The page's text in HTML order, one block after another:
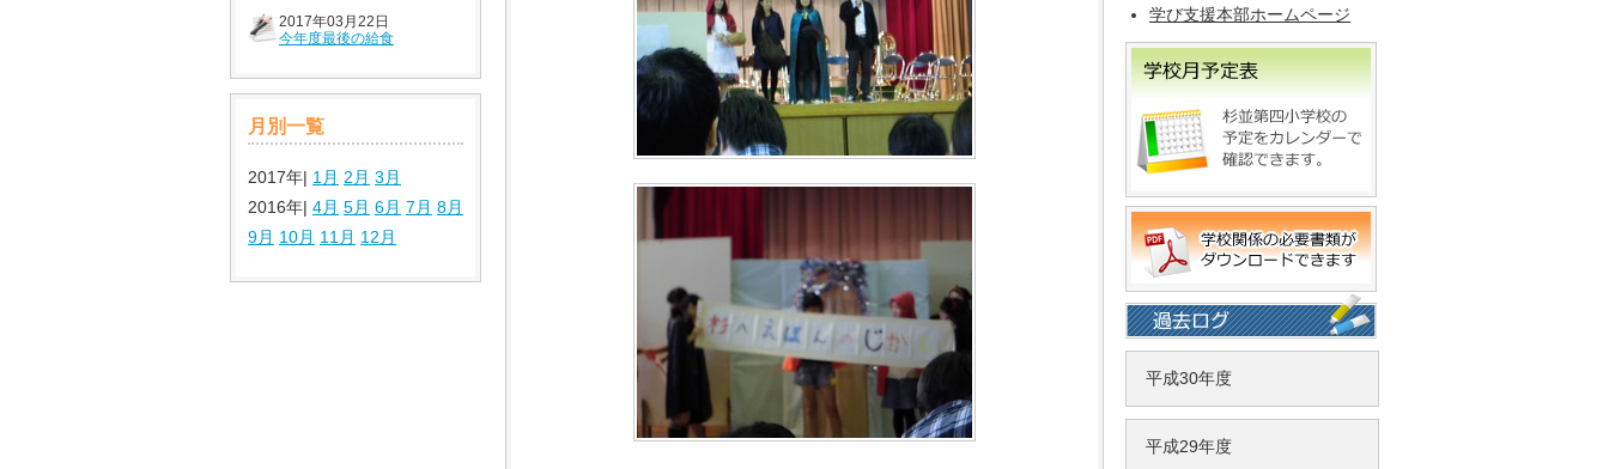
2017年03月22日
今年度最後の給食
月別一覧
2017年| 1月 2月 3月
2016年| 4月 5月 6月 7月 8月
9月 10月 11月 12月
学び支援本部ホームページ
平成30年度
平成29年度